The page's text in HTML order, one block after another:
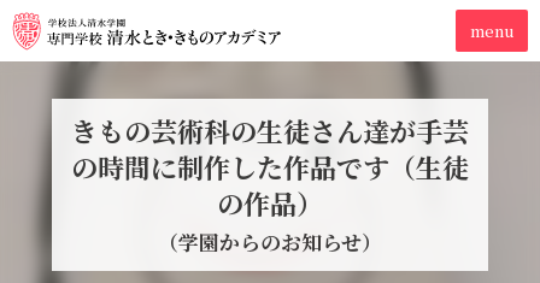
きもの芸術科の生徒さん達が手芸
の時間に制作した作品です（生徒
の作品）
（学園からのお知らせ）